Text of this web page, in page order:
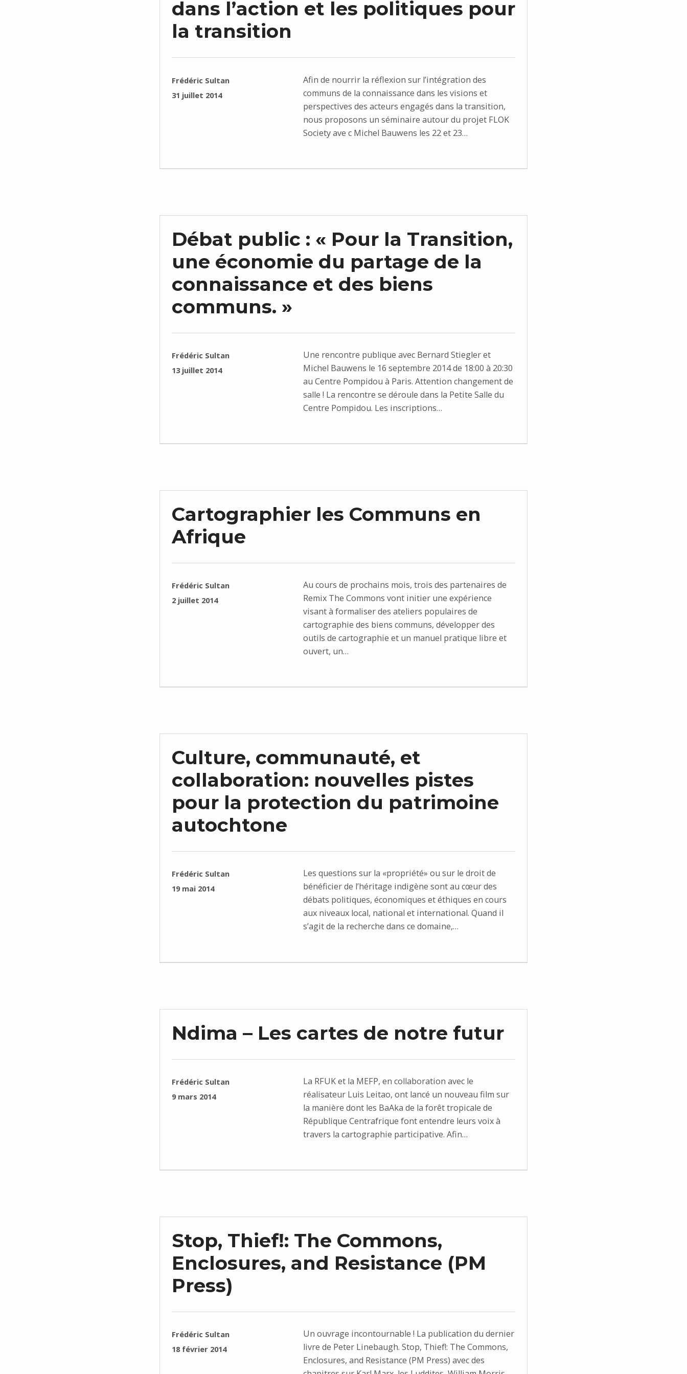
dans l’action et les politiques pour
la transition
RÉDIGÉ PAR :
Frédéric Sultan
PUBLIÉ SUR :
31 juillet 2014
Afin de nourrir la réflexion sur l’intégration des
communs de la connaissance dans les visions et
perspectives des acteurs engagés dans la transition,
nous proposons un séminaire autour du projet FLOK
Society ave c Michel Bauwens les 22 et 23…
Débat public : « Pour la Transition,
une économie du partage de la
connaissance et des biens
communs. »
RÉDIGÉ PAR :
Frédéric Sultan
PUBLIÉ SUR :
13 juillet 2014
Une rencontre publique avec Bernard Stiegler et
Michel Bauwens le 16 septembre 2014 de 18:00 à 20:30
au Centre Pompidou à Paris. Attention changement de
salle ! La rencontre se déroule dans la Petite Salle du
Centre Pompidou. Les inscriptions…
Cartographier les Communs en
Afrique
RÉDIGÉ PAR :
Frédéric Sultan
PUBLIÉ SUR :
2 juillet 2014
Au cours de prochains mois, trois des partenaires de
Remix The Commons vont initier une expérience
visant à formaliser des ateliers populaires de
cartographie des biens communs, développer des
outils de cartographie et un manuel pratique libre et
ouvert, un…
Culture, communauté, et
collaboration: nouvelles pistes
pour la protection du patrimoine
autochtone
RÉDIGÉ PAR :
Frédéric Sultan
PUBLIÉ SUR :
19 mai 2014
Les questions sur la «propriété» ou sur le droit de
bénéficier de l’héritage indigène sont au cœur des
débats politiques, économiques et éthiques en cours
aux niveaux local, national et international. Quand il
s’agit de la recherche dans ce domaine,…
Ndima – Les cartes de notre futur
RÉDIGÉ PAR :
Frédéric Sultan
PUBLIÉ SUR :
9 mars 2014
La RFUK et la MEFP, en collaboration avec le
réalisateur Luis Leitao, ont lancé un nouveau film sur
la manière dont les BaAka de la forêt tropicale de
République Centrafrique font entendre leurs voix à
travers la cartographie participative. Afin…
Stop, Thief!: The Commons,
Enclosures, and Resistance (PM
Press)
RÉDIGÉ PAR :
Frédéric Sultan
PUBLIÉ SUR :
18 février 2014
Un ouvrage incontournable ! La publication du dernier
livre de Peter Linebaugh. Stop, Thief!: The Commons,
Enclosures, and Resistance (PM Press) avec des